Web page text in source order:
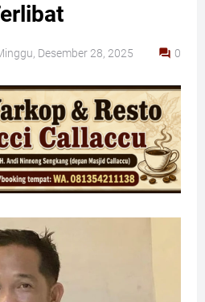
Desember 28, 2025 0